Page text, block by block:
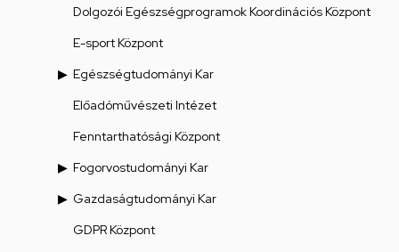
Dolgozói Egészségprogramok Koordinációs Központ
E-sport Központ
Egészségtudományi Kar
Előadóművészeti Intézet
Fenntarthatósági Központ
Fogorvostudományi Kar
Gazdaságtudományi Kar
GDPR Központ